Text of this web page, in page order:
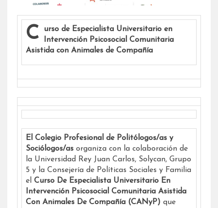
Curso de Especialista Universitario en
Intervención Psicosocial Comunitaria
Asistida con Animales de Compañía
El Colegio Profesional de Politólogos/as y
Sociólogos/as organiza con la colaboración de
la Universidad Rey Juan Carlos, Solycan, Grupo
5 y la Consejería de Políticas Sociales y Familia
el Curso De Especialista Universitario En
Intervención Psicosocial Comunitaria Asistida
Con Animales De Compañía (CANyP) que